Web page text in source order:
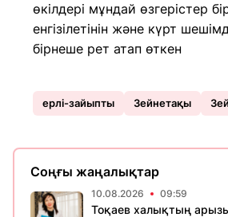
өкілдері мұндай өзгерістер
енгізілетінін және күрт
бірнеше рет атап өткен
ерлі-зайыпты Зейнетақы
Соңғы жаңалықтар
10.08.2026 09:59
Тоқаев халықтың